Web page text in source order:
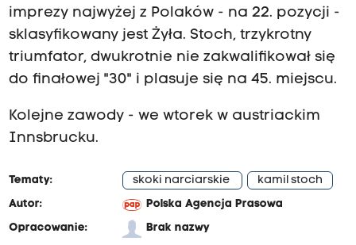
imprezy najwyżej z Polaków - na 22. pozycji -
sklasyfikowany jest Żyła. Stoch, trzykrotny
triumfator, dwukrotnie nie zakwalifikował się
do finałowej "30" i plasuje się na 45. miejscu.
Kolejne zawody - we wtorek w austriackim
Innsbrucku.
Tematy: skoki narciarskie
kamil stoch
Autor:
Polska Agencja Prasowa
Opracowanie:
Brak nazwy